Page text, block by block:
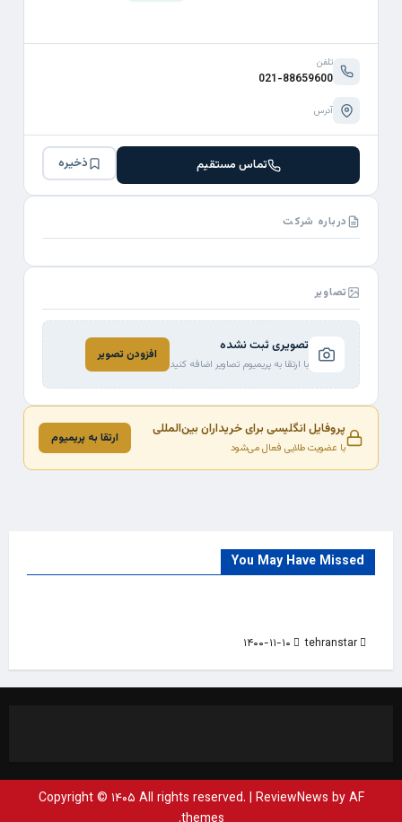
تلفن
021-88659600
آدرس
تماس مستقیم ذخیره
درباره شرکت
تصاویر
تصویری ثبت نشده
با ارتقا به پریمیوم تصاویر اضافه کنید
افزودن تصویر
پروفایل انگلیسی برای خریداران بین‌المللی
با عضویت طلایی فعال می‌شود
ارتقا به پریمیوم
You May Have Missed
Countries
India
Trade Source
tehranstar
Copyright © ۱۴۰۵ All rights reserved. | ReviewNews by AF